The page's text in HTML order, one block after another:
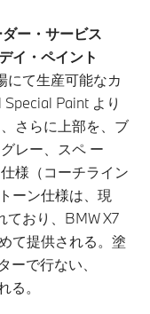
ー・サービス
イ・ペイント
にて生産可能なカ
Paint より
さらに上部を、ブ
レー、スペ ー
様（コーチライン
ーン仕様は、現
ており、BMW X7
て提供される。塗
で行ない、
る。